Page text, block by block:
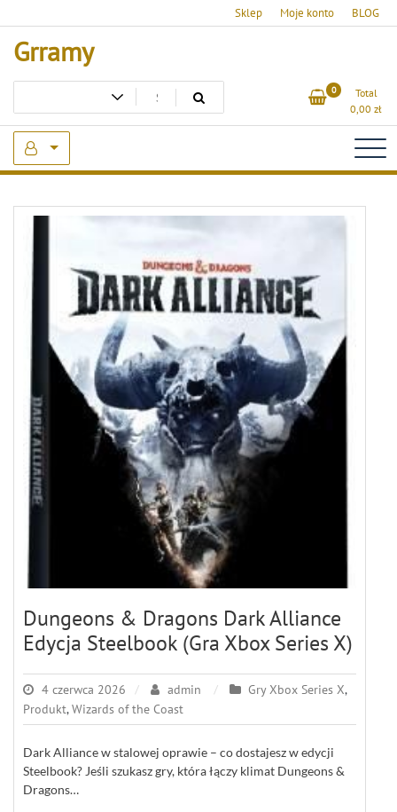
to
content
Sklep Moje konto BLOG
Grramy
0
Total
0,00 zł
Dungeons & Dragons Dark Alliance
Edycja Steelbook (Gra Xbox Series X)
4 czerwca 2026 admin Gry Xbox Series X,
Produkt,Wizards of the Coast
Dark Alliance w stalowej oprawie – co dostajesz w edycji
Steelbook? Jeśli szukasz gry, która łączy klimat Dungeons &
Dragons…